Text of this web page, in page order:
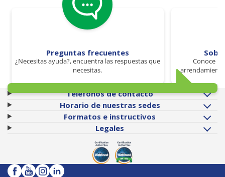
Preguntas frecuentes
¿Necesitas ayuda?, encuentra las respuestas que
necesitas.
Conoce
Teléfonos de contacto
Horario de nuestras sedes
Formatos e instructivos
Legales